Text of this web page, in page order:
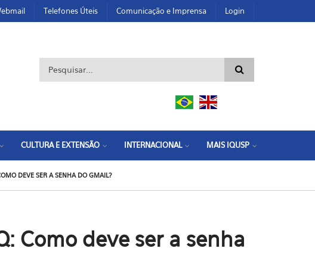
Telefones Úteis Comunicação e Imprensa Login
Formulário de busca
CULTURA E EXTENSÃO INTERNACIONAL MAIS IQUSP
DEVE SER A SENHA DO GMAIL?
Como deve ser a senha